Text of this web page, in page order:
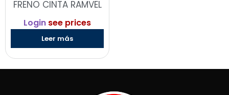
FRENO CINTA RAMVEL
Login see prices
Leer más